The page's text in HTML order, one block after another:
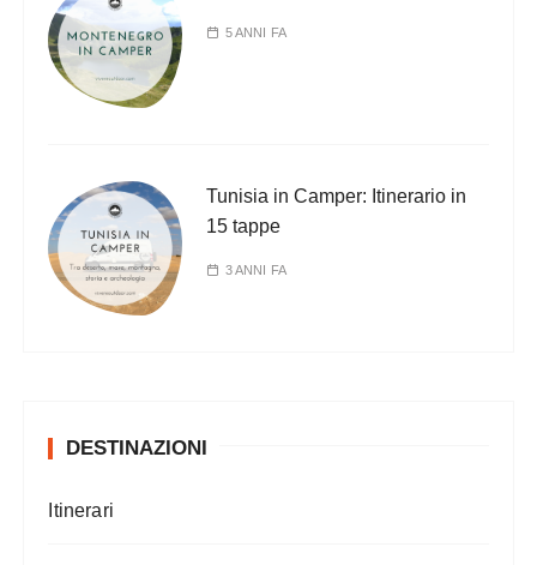
5 ANNI FA
Tunisia in Camper: Itinerario in
15 tappe
3 ANNI FA
DESTINAZIONI
Itinerari